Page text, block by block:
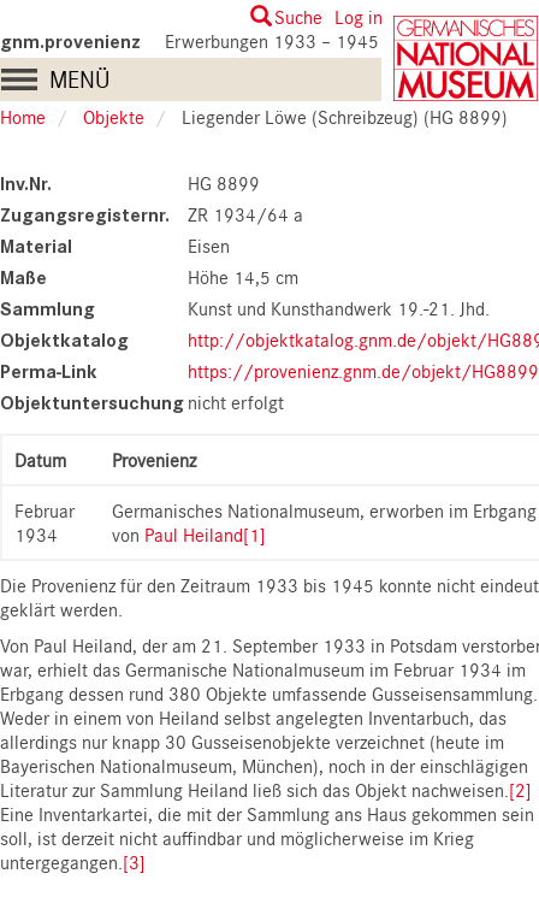
to
main
content
User
account
menu
Suche Log in
gnm.provenienz Erwerbungen 1933 – 1945
Main
navigation
MENÜ
Home Objekte Liegender Löwe (Schreibzeug) (HG 8899)
Inv.Nr. HG 8899
Zugangsregisternr. ZR 1934/64 a
Material Eisen
Maße Höhe 14,5 cm
Sammlung Kunst und Kunsthandwerk 19.-21. Jhd.
Objektkatalog http://objektkatalog.gnm.de/objekt/
Perma-Link https://provenienz.gnm.de/objekt/HG8899
Objektuntersuchung nicht erfolgt
Datum Provenienz
Februar
1934
Germanisches Nationalmuseum, erworben im Erbgang
von Paul Heiland[1]
Die Provenienz für den Zeitraum 1933 bis 1945 konnte nicht
geklärt werden.
Von Paul Heiland, der am 21. September 1933 in Potsdam
war, erhielt das Germanische Nationalmuseum im Februar 1934 im
Erbgang dessen rund 380 Objekte umfassende Gusseisensammlung.
Weder in einem von Heiland selbst angelegten Inventarbuch, das
allerdings nur knapp 30 Gusseisenobjekte verzeichnet (heute im
Bayerischen Nationalmuseum, München), noch in der einschlägigen
Literatur zur Sammlung Heiland ließ sich das Objekt nachweisen.[2]
Eine Inventarkartei, die mit der Sammlung ans Haus gekommen sein
soll, ist derzeit nicht auffindbar und möglicherweise im Krieg
untergegangen.[3]